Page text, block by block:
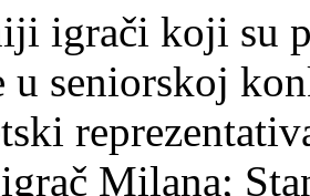
igrači koji su
u seniorskoj
Milana;